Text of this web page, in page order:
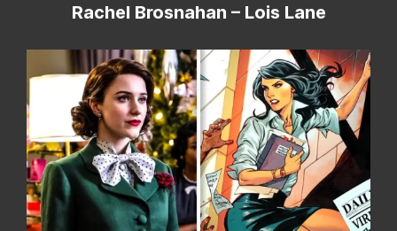
Rachel Brosnahan – Lois Lane